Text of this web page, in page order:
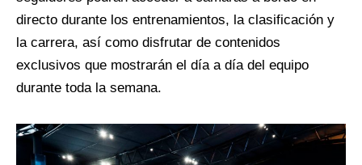
directo durante los entrenamientos, la clasificación y
la carrera, así como disfrutar de contenidos
exclusivos que mostrarán el día a día del equipo
durante toda la semana.